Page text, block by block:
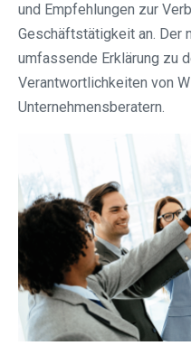
und Empfehlungen zur
Geschäftstätigkeit an. Der
umfassende Erklärung zu
Verantwortlichkeiten von
Unternehmensberatern.